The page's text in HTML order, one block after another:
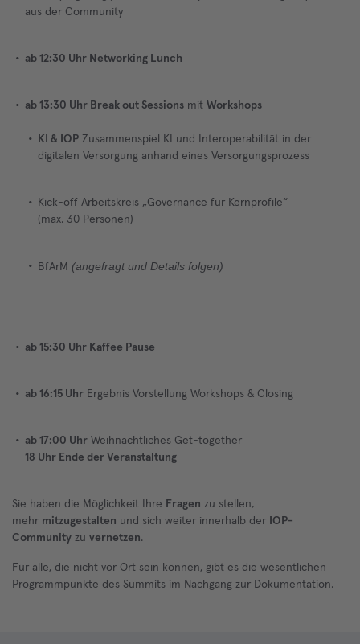
aus der Community
ab 12:30 Uhr Networking Lunch
ab 13:30 Uhr Break out Sessions mit Workshops
KI & IOP Zusammenspiel KI und Interoperabilität in der
digitalen Versorgung anhand eines Versorgungsprozess
Kick-off Arbeitskreis „Governance für Kernprofile“
(max. 30 Personen)
BfArM (angefragt und Details folgen)
ab 15:30 Uhr Kaffee Pause
ab 16:15 Uhr Ergebnis Vorstellung Workshops & Closing
ab 17:00 Uhr Weihnachtliches Get-together
18 Uhr Ende der Veranstaltung
Sie haben die Möglichkeit Ihre Fragen zu stellen,
mehr mitzugestalten und sich weiter innerhalb der
IOP-
Community zu vernetzen.
Für alle, die nicht vor Ort sein können, gibt es die wesentlichen
Programmpunkte des Summits im Nachgang zur Dokumentation.